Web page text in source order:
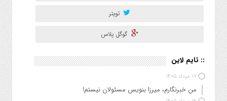
تویتر
گوگل پلاس
:: تایم لاین
۱۷ مرداد ۱۴۰۵
من خبرنگارم، میرزا بنویس مسئولان نیستم!